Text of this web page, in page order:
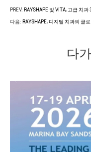
PREV: RAYSHAPE 및 VITA, 고급 치
다음: RAYSHAPE, 디지털 치과의 글
다